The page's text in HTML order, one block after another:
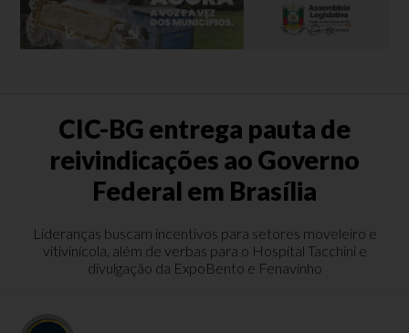
CIC-BG entrega pauta de
reivindicações ao Governo
Federal em Brasília
Lideranças buscam incentivos para setores moveleiro e
vitivinícola, além de verbas para o Hospital Tacchini e
divulgação da ExpoBento e Fenavinho